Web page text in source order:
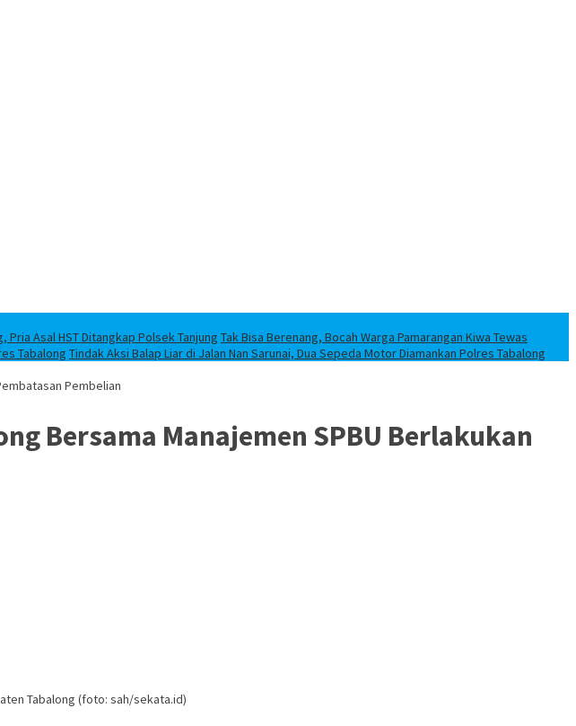
Pria Asal HST Ditangkap Polsek Tanjung Tak Bisa Berenang, Bocah Warga Pamarangan Kiwa Tewas
Tabalong Tindak Aksi Balap Liar di Jalan Nan Sarunai, Dua Sepeda Motor Diamankan Polres Tabalong
Pembelian
Bersama Manajemen SPBU Berlakukan
Tabalong (foto: sah/sekata.id)